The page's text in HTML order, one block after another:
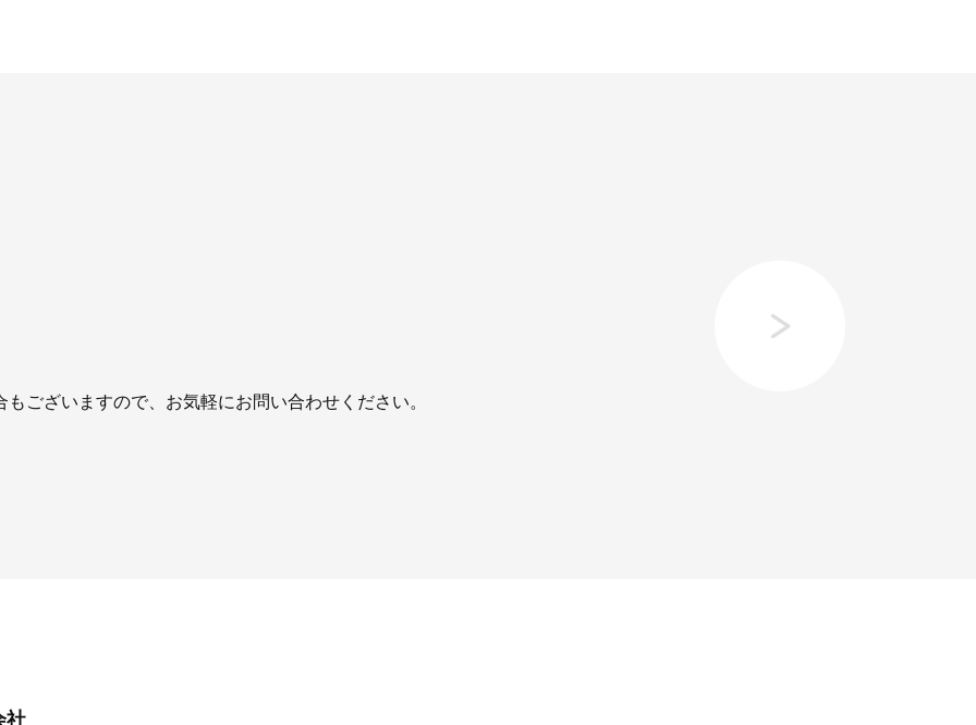
ございますので、お気軽にお問い合わせください。
社